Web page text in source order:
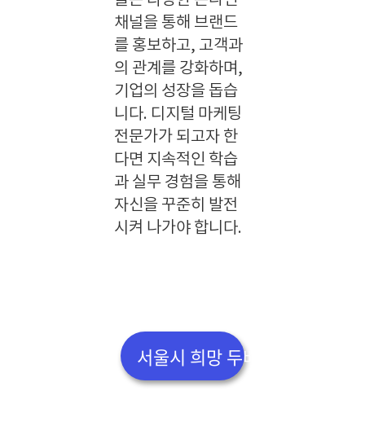
채널을 통해 브랜드
를 홍보하고, 고객과
의 관계를 강화하며,
기업의 성장을 돕습
니다. 디지털 마케팅
전문가가 되고자 한
다면 지속적인 학습
과 실무 경험을 통해
자신을 꾸준히 발전
시켜 나가야 합니다.
서울시 희망 두배 청년 통장 신